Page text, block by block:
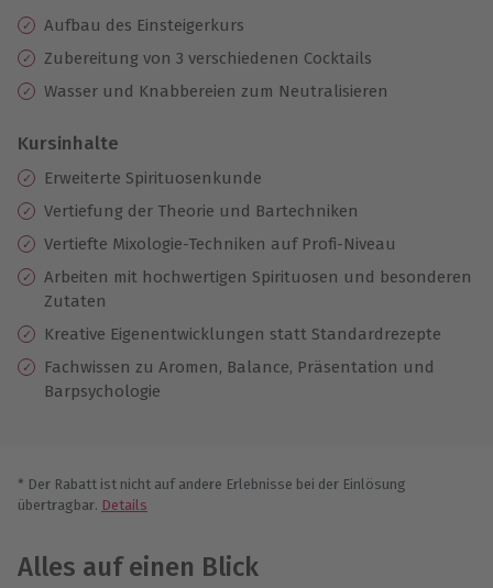
10 Jahre gültig & verlängerbar.
Aufbau des Einsteigerkurs
Zubereitung von 3 verschiedenen Cocktails
Wasser und Knabbereien zum Neutralisieren
Kursinhalte
Erweiterte Spirituosenkunde
Vertiefung der Theorie und Bartechniken
Vertiefte Mixologie-Techniken auf Profi-Niveau
Arbeiten mit hochwertigen Spirituosen und besonderen
Zutaten
Kreative Eigenentwicklungen statt Standardrezepte
Fachwissen zu Aromen, Balance, Präsentation und
Barpsychologie
* Der Rabatt ist nicht auf andere Erlebnisse bei der Einlösung
übertragbar. Details
Alles auf einen Blick